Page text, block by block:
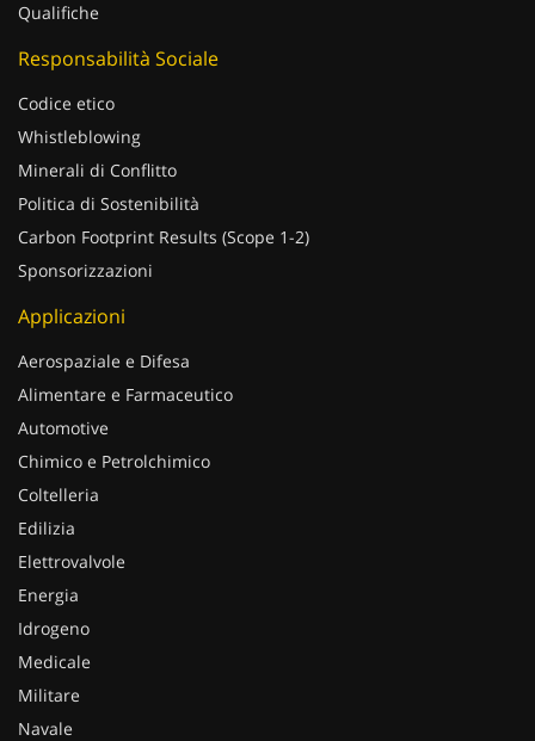
Qualifiche
Responsabilità Sociale
Codice etico
Whistleblowing
Minerali di Conflitto
Politica di Sostenibilità
Carbon Footprint Results (Scope 1-2)
Sponsorizzazioni
Applicazioni
Aerospaziale e Difesa
Alimentare e Farmaceutico
Automotive
Chimico e Petrolchimico
Coltelleria
Edilizia
Elettrovalvole
Energia
Idrogeno
Medicale
Militare
Navale